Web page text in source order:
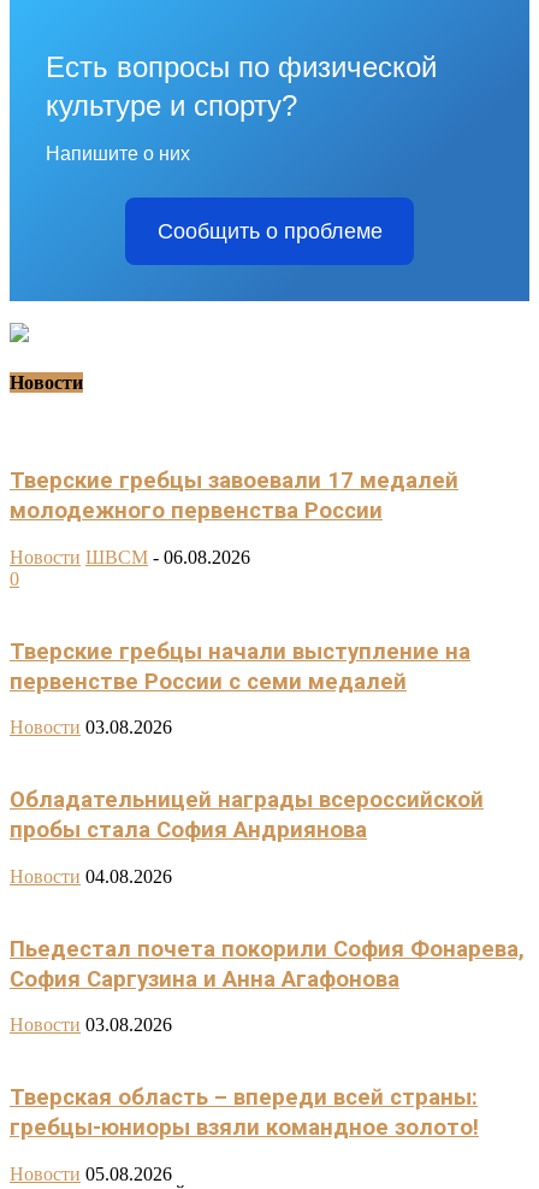
Есть вопросы по физической
культуре и спорту?
Напишите о них
Сообщить о проблеме
Новости
Тверские гребцы завоевали 17 медалей
молодежного первенства России
Новости ШВСМ - 06.08.2026
0
Тверские гребцы начали выступление на
первенстве России с семи медалей
Новости 03.08.2026
Обладательницей награды всероссийской
пробы стала София Андриянова
Новости 04.08.2026
Пьедестал почета покорили София Фонарева,
София Саргузина и Анна Агафонова
Новости 03.08.2026
Тверская область – впереди всей страны:
гребцы-юниоры взяли командное золото!
Новости 05.08.2026